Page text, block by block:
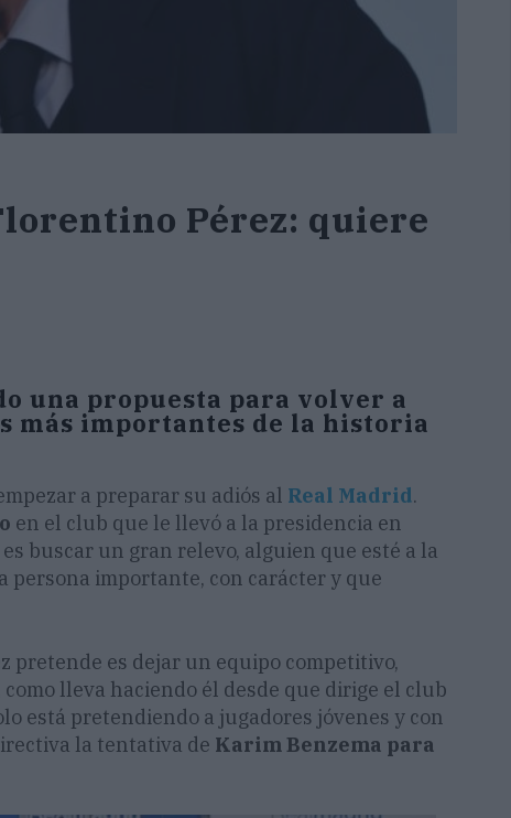
Pérez: quiere
una propuesta para volver a
más importantes de la historia
a preparar su adiós al Real Madrid.
en el club que le llevó a la presidencia en
buscar un gran relevo, alguien que esté a la
importante, con carácter y que
pretende es dejar un equipo competitivo,
lleva haciendo él desde que dirige el club
está pretendiendo a jugadores jóvenes y con
la tentativa de Karim Benzema para